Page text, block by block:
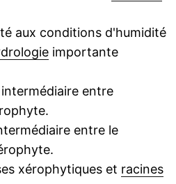
aux conditions d'humidité
importante
entre
entre le
xérophytiques et racines